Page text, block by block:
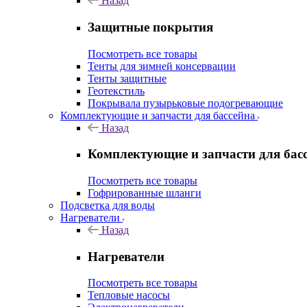
Защитные покрытия
Посмотреть все товары
Тенты для зимней консервации
Тенты защитные
Геотекстиль
Покрывала пузырьковые подогревающие
Комплектующие и запчасти для бассейна
Назад
Комплектующие и запчасти для
Посмотреть все товары
Гофрированные шланги
Подсветка для воды
Нагреватели
Назад
Нагреватели
Посмотреть все товары
Тепловые насосы